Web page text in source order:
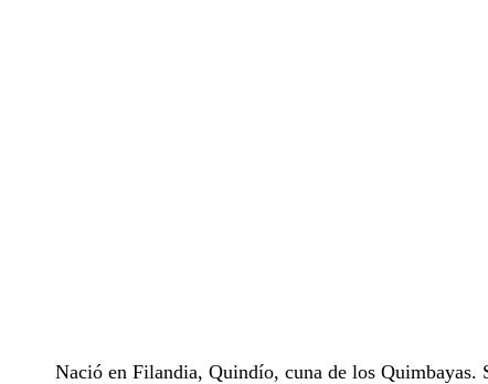
Nació en Filandia, Quindío, cuna de los Quimbayas.